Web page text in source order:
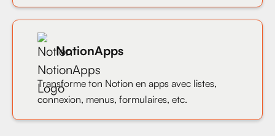
NotionApps
Transforme ton Notion en apps avec listes,
connexion, menus, formulaires, etc.